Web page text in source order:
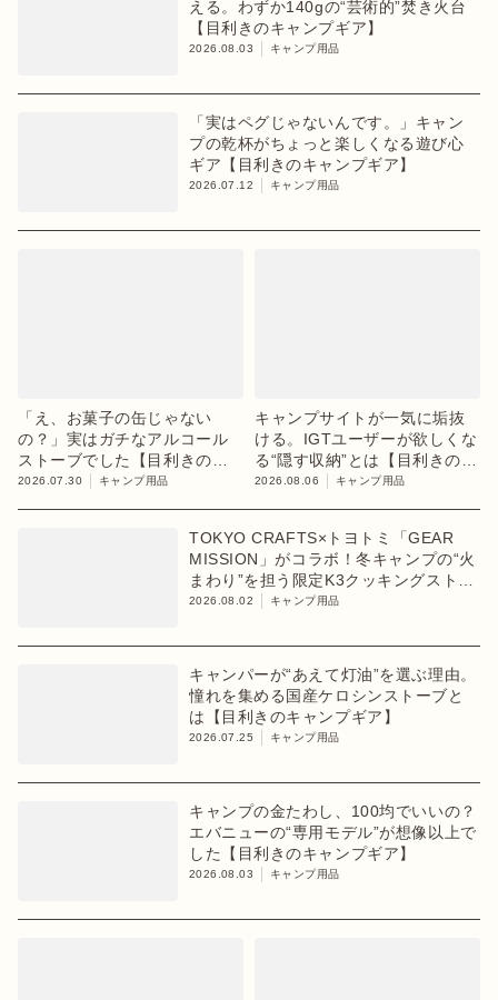
える。わずか140gの“芸術的”焚き火台
【目利きのキャンプギア】
2026.08.03 キャンプ用品
「実はペグじゃないんです。」キャン
プの乾杯がちょっと楽しくなる遊び心
ギア【目利きのキャンプギア】
2026.07.12 キャンプ用品
「え、お菓子の缶じゃない
の？」実はガチなアルコール
ストーブでした【目利きのキ
ャンプギア】
2026.07.30 キャンプ用品
キャンプサイトが一気に垢抜
ける。IGTユーザーが欲しくな
る“隠す収納”とは【目利きのキ
ャンプギア】
2026.08.06 キャンプ用品
TOKYO CRAFTS×トヨトミ「GEAR
MISSION」がコラボ！冬キャンプの“火
まわり”を担う限定K3クッキングストー
ブが登場
2026.08.02 キャンプ用品
キャンパーが“あえて灯油”を選ぶ理由。
憧れを集める国産ケロシンストーブと
は【目利きのキャンプギア】
2026.07.25 キャンプ用品
キャンプの金たわし、100均でいいの？
エバニューの“専用モデル”が想像以上で
した【目利きのキャンプギア】
2026.08.03 キャンプ用品